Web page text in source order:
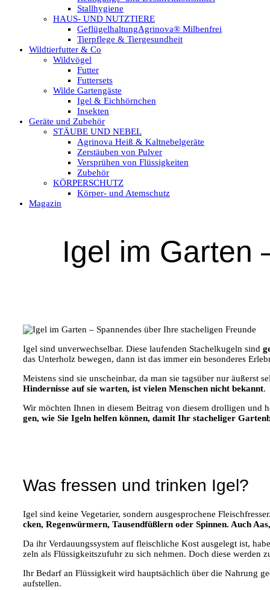
Stallhygiene
HAUS- UND NUTZTIERE
GeflügelhaltungAgrinova® Milbenfrei
Tierpflege & Tiergesundheit
Wildtierfutter & Co
Wildvögel
Futter
Futtersets
Wilde Gartengäste
Igel & Eichhörnchen
Insekten
Geräte und Zubehör
STÄUBE UND NEBEL
Agrinova Heiß & Kaltnebelgeräte
Zerstäuben von Pulver
Versprühen von Flüssigkeiten
Zubehör
KÖRPERSCHUTZ
Körper- und Atemschutz
Magazin
Igel im Garten
Igel sind unver­wech­sel­bar. Die­se lau­fen­den Sta­chel­ku­geln sind
das Unter­holz bewe­gen, dann ist das immer ein beson­de­res
Meis­tens sind sie unschein­bar, da man sie tags­über nur äußerst
Hin­der­nis­se auf sie war­ten, ist vie­len Men­schen nicht bekannt.
Wir möch­ten Ihnen in die­sem Bei­trag von die­sem drol­li­gen und
gen, wie Sie Igeln hel­fen kön­nen, damit Ihr sta­che­li­ger
Was fressen und trinken Igel?
Igel sind kei­ne Vege­ta­ri­er, son­dern aus­ge­spro­che­ne
cken, Regen­wür­mern, Tau­send­füß­lern oder Spin­nen. Auch
Da ihr Ver­dau­ungs­sys­tem auf fleisch­li­che Kost aus­ge­legt ist,
zeln als Flüs­sig­keits­zu­fuhr zu sich neh­men. Doch die­se wer­den
Ihr Bedarf an Flüs­sig­keit wird haupt­säch­lich über die Nah­rung
aufstellen.